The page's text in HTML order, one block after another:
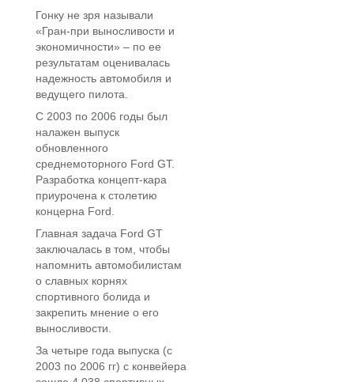
Гонку не зря называли
«Гран-при выносливости и
экономичности» – по ее
результатам оценивалась
надежность автомобиля и
ведущего пилота.
С 2003 по 2006 годы был
налажен выпуск
обновленного
среднемоторного Ford GT.
Разработка концепт-кара
приурочена к столетию
концерна Ford.
Главная задача Ford GT
заключалась в том, чтобы
напомнить автомобилистам
о славных корнях
спортивного болида и
закрепить мнение о его
выносливости.
За четыре года выпуска (с
2003 по 2006 гг) с конвейера